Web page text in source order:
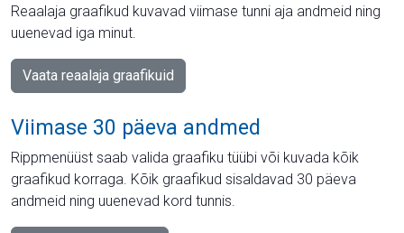
Reaalaja graafikud kuvavad viimase tunni aja andmeid ning
uuenevad iga minut.
Vaata reaalaja graafikuid
Viimase 30 päeva andmed
Rippmenüüst saab valida graafiku tüübi või kuvada kõik
graafikud korraga. Kõik graafikud sisaldavad 30 päeva
andmeid ning uuenevad kord tunnis.